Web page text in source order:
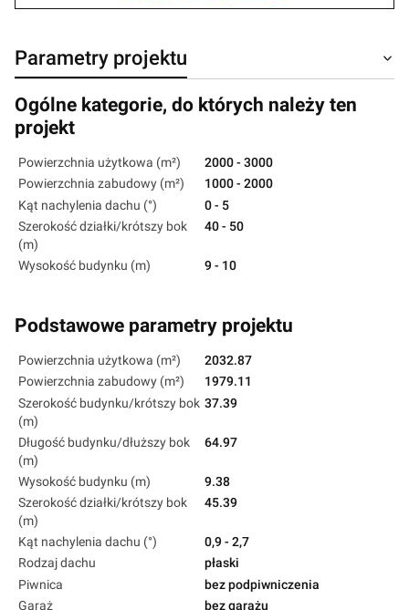
Parametry projektu
Ogólne kategorie, do których należy ten
projekt
Powierzchnia użytkowa (m²)
2000 - 3000
Powierzchnia zabudowy (m²)
1000 - 2000
Kąt nachylenia dachu (°)
0 - 5
Szerokość działki/krótszy bok
(m)
40 - 50
Wysokość budynku (m) 9 - 10
Podstawowe parametry projektu
Powierzchnia użytkowa (m²)
2032.87
Powierzchnia zabudowy (m²)
1979.11
Szerokość budynku/krótszy bok
(m)
37.39
Długość budynku/dłuższy bok
(m)
64.97
Wysokość budynku (m)
9.38
Szerokość działki/krótszy bok
(m)
45.39
Kąt nachylenia dachu (°)
0,9 - 2,7
Rodzaj dachu
płaski
Piwnica
bez podpiwniczenia
Garaż
bez garażu